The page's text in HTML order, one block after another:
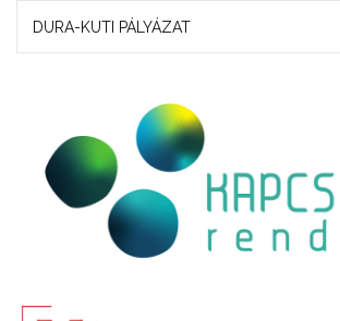
DURA-KUTI PÁLYÁZAT